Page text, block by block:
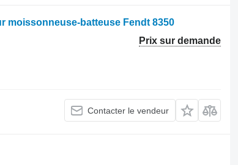
moissonneuse-batteuse Fendt 8350
Prix sur demande
Contacter le vendeur